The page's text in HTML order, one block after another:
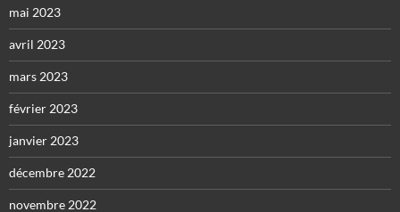
mai 2023
avril 2023
mars 2023
février 2023
janvier 2023
décembre 2022
novembre 2022